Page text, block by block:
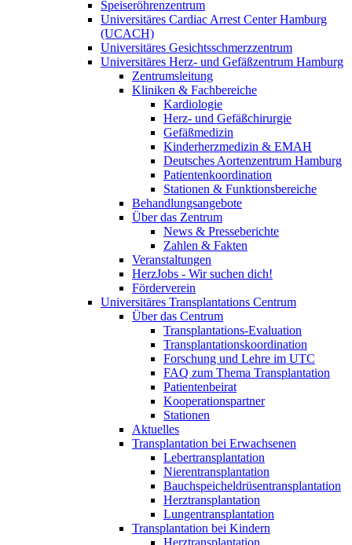
Speiseröhrenzentrum
Universitäres Cardiac Arrest Center Hamburg
(UCACH)
Universitäres Gesichtsschmerzzentrum
Universitäres Herz- und Gefäßzentrum Hamburg
Zentrumsleitung
Kliniken & Fachbereiche
Kardiologie
Herz- und Gefäßchirurgie
Gefäßmedizin
Kinderherzmedizin & EMAH
Deutsches Aortenzentrum Hamburg
Patientenkoordination
Stationen & Funktionsbereiche
Behandlungsangebote
Über das Zentrum
News & Presseberichte
Zahlen & Fakten
Veranstaltungen
HerzJobs - Wir suchen dich!
Förderverein
Universitäres Transplantations Centrum
Über das Centrum
Transplantations-Evaluation
Transplantationskoordination
Forschung und Lehre im UTC
FAQ zum Thema Transplantation
Patientenbeirat
Kooperationspartner
Stationen
Aktuelles
Transplantation bei Erwachsenen
Lebertransplantation
Nierentransplantation
Bauchspeicheldrüsentransplantation
Herztransplantation
Lungentransplantation
Transplantation bei Kindern
Herztransplantation